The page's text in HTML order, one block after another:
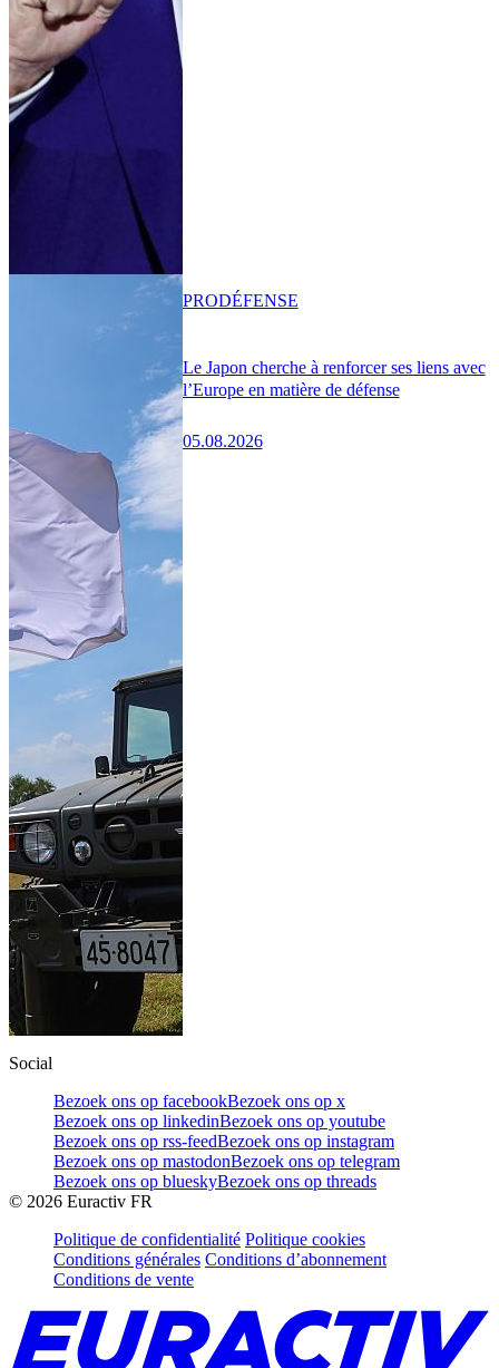
Le Japon cherche à renforcer ses liens avec
l’Europe en matière de défense
05.08.2026
PRODÉFENSE
Social
Bezoek ons op facebookBezoek ons op x
Bezoek ons op linkedinBezoek ons op youtube
Bezoek ons op rss-feedBezoek ons op instagram
Bezoek ons op mastodonBezoek ons op telegram
Bezoek ons op blueskyBezoek ons op threads
© 2026 Euractiv FR
Politique de confidentialité Politique cookies
Conditions générales Conditions d’abonnement
Conditions de vente